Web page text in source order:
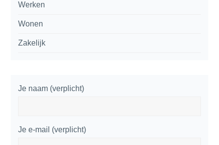
Werken
Wonen
Zakelijk
Je naam (verplicht)
Je e-mail (verplicht)